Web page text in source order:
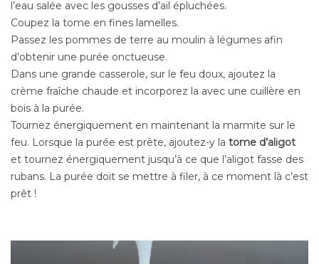
l’eau salée avec les gousses d’ail épluchées.
Coupez la tome en fines lamelles.
Passez les pommes de terre au moulin à légumes afin
d’obtenir une purée onctueuse.
Dans une grande casserole, sur le feu doux, ajoutez la
crème fraîche chaude et incorporez la avec une cuillère en
bois à la purée.
Tournez énergiquement en maintenant la marmite sur le
feu. Lorsque la purée est prête, ajoutez-y la tome d’aligot
et tournez énergiquement jusqu’à ce que l’aligot fasse des
rubans. La purée doit se mettre à filer, à ce moment là c’est
prêt !